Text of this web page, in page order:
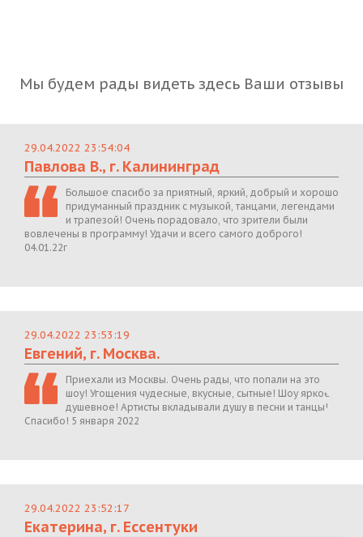
Мы будем рады видеть здесь Ваши отзывы
29.04.2022 23:54:04
Павлова В., г. Калининград
Большое спасибо за приятный, яркий, добрый и хорошо
придуманный праздник с музыкой, танцами, легендами
и трапезой! Очень порадовало, что зрители были
вовлечены в программу! Удачи и всего самого доброго!
04.01.22г
29.04.2022 23:53:19
Евгений, г. Москва.
Приехали из Москвы. Очень рады, что попали на это
шоу! Угощения чудесные, вкусные, сытные! Шоу яркое,
душевное! Артисты вкладывали душу в песни и танцы!
Спасибо! 5 января 2022
29.04.2022 23:52:17
Екатерина, г. Ессентуки